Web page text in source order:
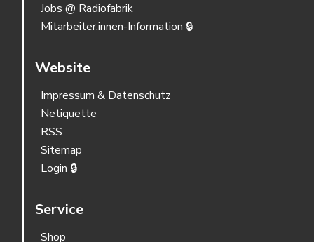
Jobs @ Radiofabrik
Mitarbeiter:innen-Information 🔒
Website
Impressum & Datenschutz
Netiquette
RSS
Sitemap
Login 🔒
Service
Shop